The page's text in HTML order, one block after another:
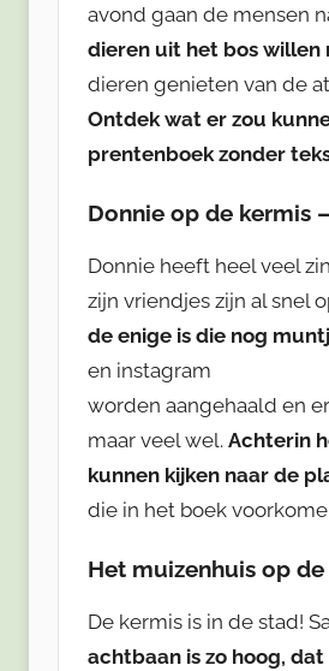
avond gaan de mensen
dieren uit het bos willen
dieren genieten van de
Ontdek wat er zou
prentenboek zonder
Donnie op de kermis
Donnie heeft heel veel
zijn vriendjes zijn al snel
de enige is die nog
en instagram
worden aangehaald en
maar veel wel. Achterin
kunnen kijken naar de
die in het boek
Het muizenhuis op
De kermis is in de stad!
achtbaan is zo hoog,